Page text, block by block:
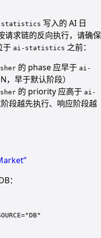
写入的 AI 日
请求链的反向执行，请确保
于 ai-statistics 之前：
的 phase 应早于 ai-
，早于默认阶段）
的 priority 应高于 ai-
阶段越先执行、响应阶段越
：
="DB"